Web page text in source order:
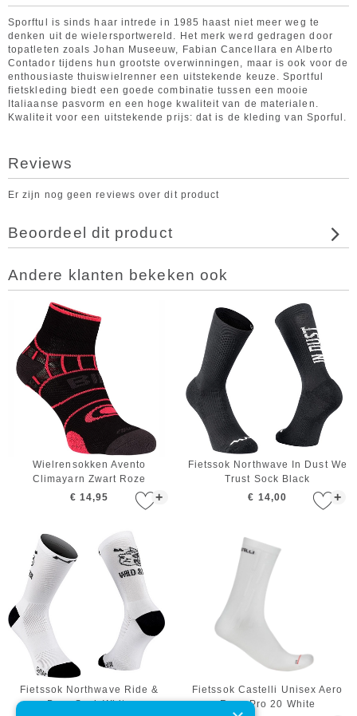
Sporftul is sinds haar intrede in 1985 haast niet meer weg te
denken uit de wielersportwereld. Het merk werd gedragen door
topatleten zoals Johan Museeuw, Fabian Cancellara en Alberto
Contador tijdens hun grootste overwinningen, maar is ook voor de
enthousiaste thuiswielrenner een uitstekende keuze. Sportful
fietskleding biedt een goede combinatie tussen een mooie
Italiaanse pasvorm en een hoge kwaliteit van de materialen.
Kwaliteit voor een uitstekende prijs: dat is de kleding van Sporful.
Reviews
Er zijn nog geen reviews over dit product
Beoordeel dit product
Andere klanten bekeken ook
+
Wielrensokken Avento
Climayarn Zwart Roze
€ 14,95
+
Fietssok Northwave In Dust We
Trust Sock Black
€ 14,00
Fietssok Northwave Ride &
Beer Sock White
Fietssok Castelli Unisex Aero
Race Pro 20 White